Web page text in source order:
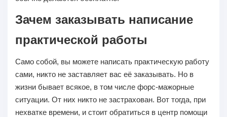
Зачем заказывать написание
практической работы
Само собой, вы можете написать практическую работу
сами, никто не заставляет вас её заказывать. Но в
жизни бывает всякое, в том числе форс-мажорные
ситуации. От них никто не застрахован. Вот тогда, при
нехватке времени, и стоит обратиться в центр помощи